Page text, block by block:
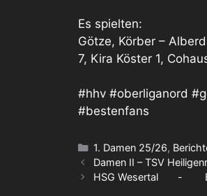
Es spielten:
Götze, Körber –
7, Kira Köster 1,
#hhv #oberliganord
#bestenfans
Kategorien
1. Damen 25/26,
Damen II – TSV
HSG Wesertal -